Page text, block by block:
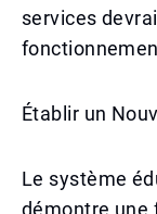
services
Établir un
Le système
démontre une